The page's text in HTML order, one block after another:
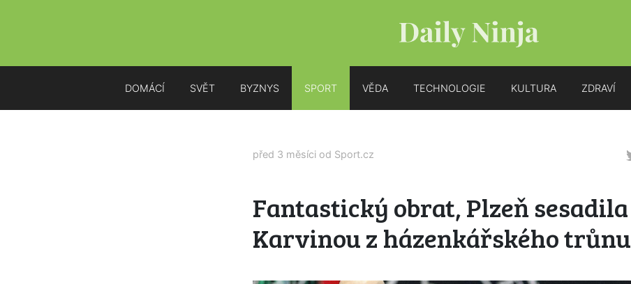
DOMÁCÍ SVĚT BYZNYS SPORT VĚDA TECHNOLOGIE KULTURA ZDRAVÍ
před 3 měsíci od Sport.cz
Fantastický obrat, Plzeň sesadila
Karvinou z házenkářského trůnu